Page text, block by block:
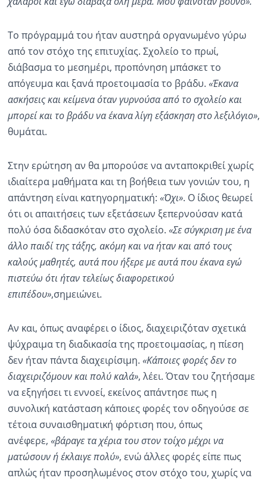
Το πρόγραμμά του ήταν αυστηρά οργανωμένο γύρω
από τον στόχο της επιτυχίας. Σχολείο το πρωί,
διάβασμα το μεσημέρι, προπόνηση μπάσκετ το
απόγευμα και ξανά προετοιμασία το βράδυ. «Έκανα
ασκήσεις και κείμενα όταν γυρνούσα από το σχολείο και
μπορεί και το βράδυ να έκανα λίγη εξάσκηση στο λεξιλόγιο»,
θυμάται.
Στην ερώτηση αν θα μπορούσε να ανταποκριθεί χωρίς
ιδιαίτερα μαθήματα και τη βοήθεια των γονιών του, η
απάντηση είναι κατηγορηματική: «Όχι». Ο ίδιος θεωρεί
ότι οι απαιτήσεις των εξετάσεων ξεπερνούσαν κατά
πολύ όσα διδασκόταν στο σχολείο. «Σε σύγκριση με ένα
άλλο παιδί της τάξης, ακόμη και να ήταν και από τους
καλούς μαθητές, αυτά που ήξερε με αυτά που έκανα εγώ
πιστεύω ότι ήταν τελείως διαφορετικού
επιπέδου»,σημειώνει.
Αν και, όπως αναφέρει ο ίδιος, διαχειριζόταν σχετικά
ψύχραιμα τη διαδικασία της προετοιμασίας, η πίεση
δεν ήταν πάντα διαχειρίσιμη. «Κάποιες φορές δεν το
διαχειριζόμουν και πολύ καλά», λέει. Όταν του ζητήσαμε
να εξηγήσει τι εννοεί, εκείνος απάντησε πως η
συνολική κατάσταση κάποιες φορές τον οδηγούσε σε
τέτοια συναισθηματική φόρτιση που, όπως
ανέφερε, «βάραγε τα χέρια του στον τοίχο μέχρι να
ματώσουν ή έκλαιγε πολύ», ενώ άλλες φορές είπε πως
απλώς ήταν προσηλωμένος στον στόχο του, χωρίς να